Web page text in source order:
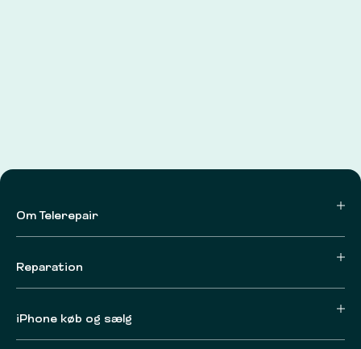
Om Telerepair
Reparation
iPhone køb og sælg